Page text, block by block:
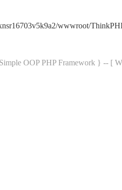
wwwroot/
OOP PHP Framework } -- [